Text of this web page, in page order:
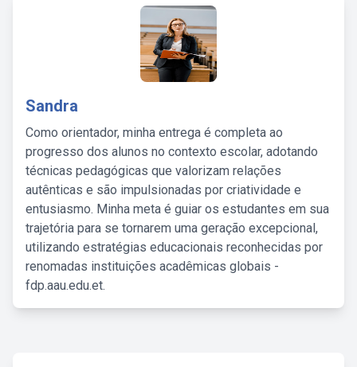
Sandra
Como orientador, minha entrega é completa ao
progresso dos alunos no contexto escolar, adotando
técnicas pedagógicas que valorizam relações
autênticas e são impulsionadas por criatividade e
entusiasmo. Minha meta é guiar os estudantes em sua
trajetória para se tornarem uma geração excepcional,
utilizando estratégias educacionais reconhecidas por
renomadas instituições acadêmicas globais -
fdp.aau.edu.et.